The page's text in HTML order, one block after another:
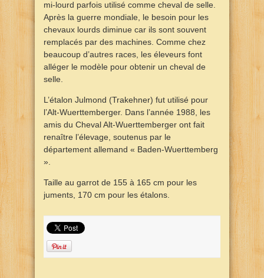
mi-lourd parfois utilisé comme cheval de selle.
Après la guerre mondiale, le besoin pour les
chevaux lourds diminue car ils sont souvent
remplacés par des machines. Comme chez
beaucoup d’autres races, les éleveurs font
alléger le modèle pour obtenir un cheval de
selle.
L’étalon Julmond (Trakehner) fut utilisé pour
l’Alt-Wuerttemberger. Dans l’année 1988, les
amis du Cheval Alt-Wuerttemberger ont fait
renaître l’élevage, soutenus par le
département allemand « Baden-Wuerttemberg
».
Taille au garrot de 155 à 165 cm pour les
juments, 170 cm pour les étalons.